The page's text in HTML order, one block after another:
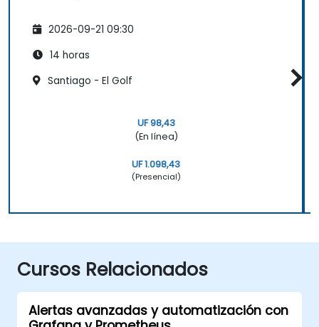
2026-09-21 09:30
14 horas
Santiago - El Golf
UF 98,43
(En línea)
UF 1.098,43
(Presencial)
Cursos Relacionados
Alertas avanzadas y automatización con